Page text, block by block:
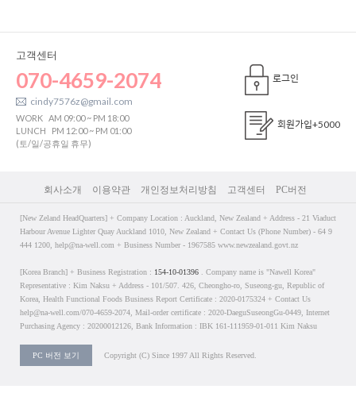
고객센터
070-4659-2074
cindy7576z@gmail.com
WORK AM 09:00 ~ PM 18:00
LUNCH
PM 12:00 ~ PM 01:00
(토/일/공휴일 휴무)
로그인
회원가입+5000
회사소개 이용약관 개인정보처리방침 고객센터 PC버전
[New Zeland HeadQuarters] + Company Location : Auckland, New Zealand + Address - 21 Viaduct
Harbour Avenue Lighter Quay Auckland 1010, New Zealand + Contact Us (Phone Number) - 64 9
444 1200, help@na-well.com + Business Number - 1967585 www.newzealand.govt.nz
[Korea Branch] + Business Registration : 154-10-01396
. Company name is "Nawell Korea"
Representative : Kim Naksu + Address - 101/507. 426, Cheongho-ro, Suseong-gu, Republic of
Korea, Health Functional Foods Business Report Certificate : 2020-0175324 + Contact Us
help@na-well.com/070-4659-2074, Mail-order certificate : 2020-DaeguSuseongGu-0449, Internet
Purchasing Agency : 20200012126, Bank Information : IBK 161-111959-01-011 Kim Naksu
PC 버전 보기 Copyright (C) Since 1997 All Rights Reserved.